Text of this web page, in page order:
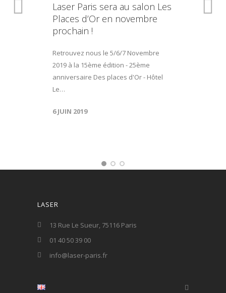
Laser Paris sera au salon Les
Places d’Or en novembre
prochain !
Retrouvez nous le 5/6/7 Novembre
2019 à la 15ème édition - 25ème
anniversaire Des places d'Or - Hôtel
Le…
6 JUIN 2019
LASER
13 Rue Le Sueur, 75116 Paris
01 40 50 39 00
info@laser-paris.fr